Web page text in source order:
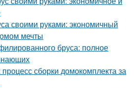
своими руками: экономичный
мечты
бруса: полное
сборки домокомплекта за